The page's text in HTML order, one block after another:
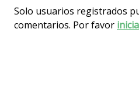
Solo usuarios registrados
comentarios. Por favor